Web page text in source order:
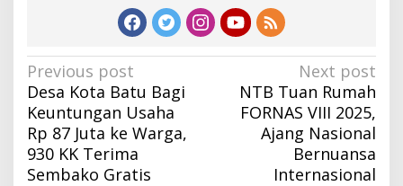
Post
navigation
Previous post
Desa Kota Batu Bagi
Keuntungan Usaha
Rp 87 Juta ke Warga,
930 KK Terima
Sembako Gratis
Next post
NTB Tuan Rumah
FORNAS VIII 2025,
Ajang Nasional
Bernuansa
Internasional